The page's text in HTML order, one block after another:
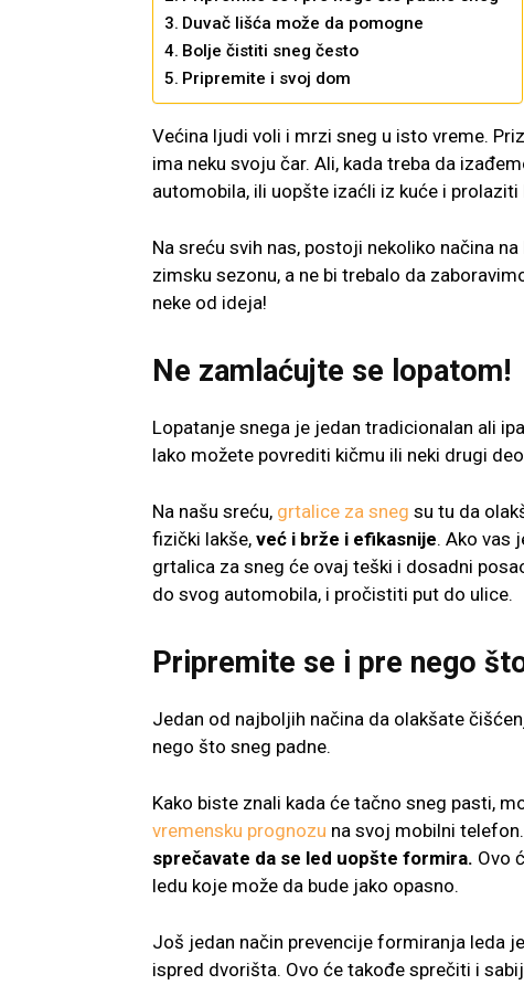
Duvač lišća može da pomogne
Bolje čistiti sneg često
Pripremite i svoj dom
Većina ljudi voli i mrzi sneg u isto vreme.
ima neku svoju čar. Ali, kada treba da
automobila, ili uopšte izaćli iz kuće i
Na sreću svih nas, postoji nekoliko načina
zimsku sezonu, a ne bi trebalo da
neke od ideja!
Ne zamlaćujte se lopatom!
Lopatanje snega je jedan tradicionalan ali
lako možete povrediti kičmu ili neki drugi
Na našu sreću, grtalice za sneg su tu da
fizički lakše, već i brže i efikasnije. Ako vas
grtalica za sneg će ovaj teški i dosadni
do svog automobila, i pročistiti put do ulice.
Pripremite se i pre nego
Jedan od najboljih načina da olakšate
nego što sneg padne.
Kako biste znali kada će tačno sneg pasti,
vremensku prognozu na svoj mobilni
sprečavate da se led uopšte formira. Ovo
ledu koje može da bude jako opasno.
Još jedan način prevencije formiranja leda
ispred dvorišta. Ovo će takođe sprečiti i